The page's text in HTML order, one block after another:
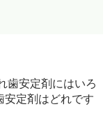
歯安定剤にはいろ
定剤はどれです